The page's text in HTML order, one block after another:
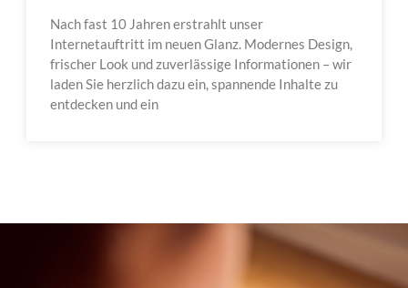
Nach fast 10 Jahren erstrahlt unser
Internetauftritt im neuen Glanz. Modernes Design,
frischer Look und zuverlässige Informationen – wir
laden Sie herzlich dazu ein, spannende Inhalte zu
entdecken und ein